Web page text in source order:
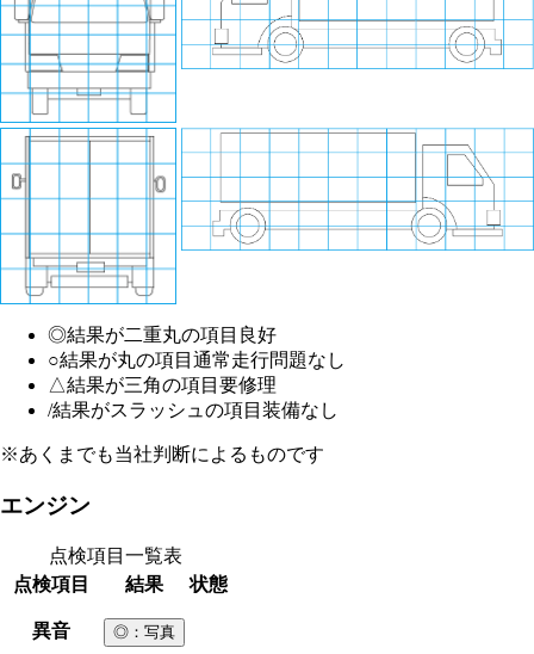
◎結果が二重丸の項目 良好
○結果が丸の項目 通常走行問題なし
△結果が三角の項目 要修理
/結果がスラッシュの項目 装備なし
※あくまでも当社判断によるものです
エンジン
点検項目一覧表
点検項目
結果 状態
異音 ◎ ：写真